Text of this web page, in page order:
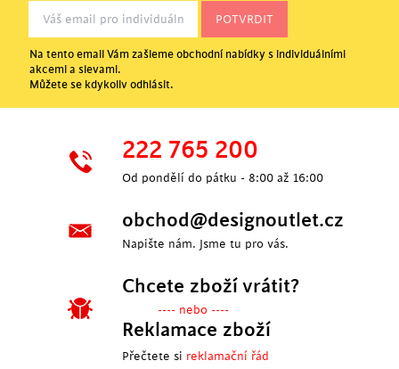
Na tento email Vám zašleme obchodní nabídky s individuálními
akcemi a slevami.
Můžete se kdykoliv odhlásit.
222 765 200
Od pondělí do pátku - 8:00 až 16:00
obchod@designoutlet.cz
Napište nám. Jsme tu pro vás.
Chcete zboží vrátit?
---- nebo ----
Reklamace zboží
Přečtete si reklamační řád